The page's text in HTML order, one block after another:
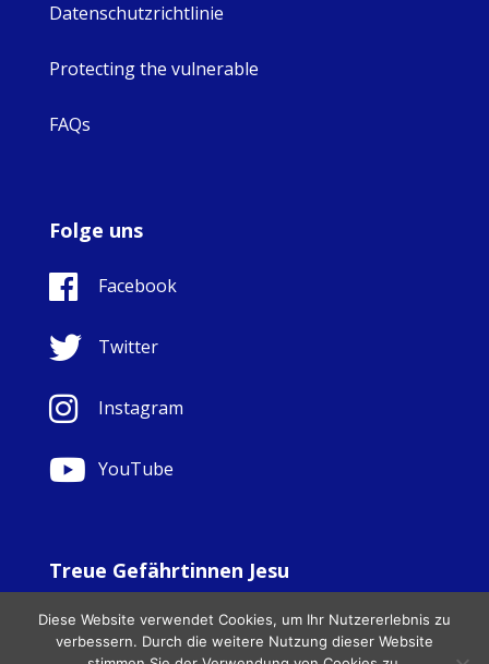
Datenschutzrichtlinie
Protecting the vulnerable
FAQs
Folge uns
Facebook
Twitter
Instagram
YouTube
Treue Gefährtinnen Jesu
All Rights Reserved. - Website development byTotally|
Charity Web Design
Diese Website verwendet Cookies, um Ihr Nutzererlebnis zu
verbessern. Durch die weitere Nutzung dieser Website